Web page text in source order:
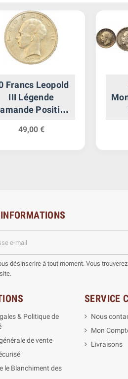
Francs Leopold
III Légende
Position
49,00 €
désinscrire à tout moment. Vous
& Politique de
de vente
le Blanchiment des
SERVICE
Nous
Mon
Livraisons